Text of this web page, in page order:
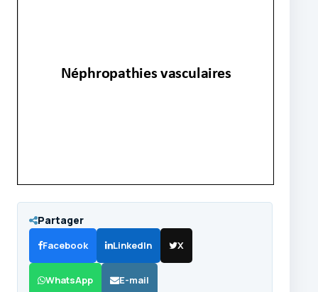
Partager
Facebook LinkedIn X
WhatsApp E-mail